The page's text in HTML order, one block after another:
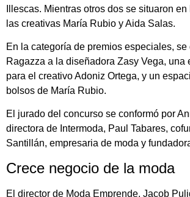
Illescas. Mientras otros dos se situaron
las creativas María Rubio y Aida Salas.
En la categoría de premios especiales,
Ragazza a la diseñadora Zasy Vega,
para el creativo Adoniz Ortega, y un
bolsos de María Rubio.
El jurado del concurso se conformó por
directora de Intermoda, Paul Tabares,
Santillán, empresaria de moda y
Crece negocio de la moda
El director de Moda Emprende, Jacob